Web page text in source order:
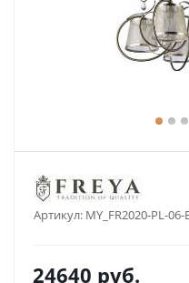
Артикул: MY_FR2020-PL-06-
24640 руб.